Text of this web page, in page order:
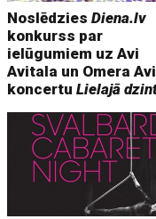
NoslēdziesDiena.lv
konkurss par
ielūgumiem uz Avi
Avitala un Omera
koncertuLielajā